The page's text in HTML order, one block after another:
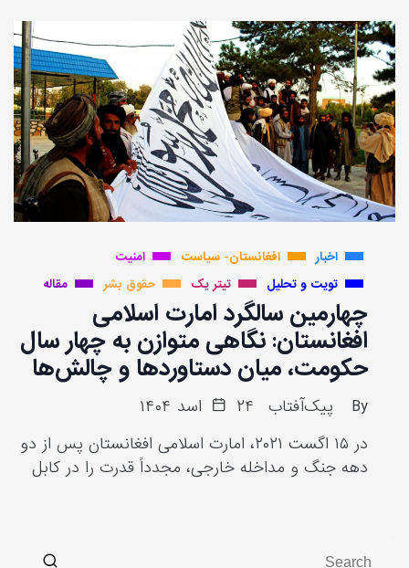
اخبار افغانستان- سیاست
امنیت
تویت و تحلیل
تیتر یک حقوق بشر مقاله
چهارمین سالگرد امارت اسلامی
افغانستان: نگاهی متوازن به چهار سال
حکومت، میان دستاوردها و چالش‌ها
By پیک‌آفتاب
۲۴ اسد ۱۴۰۴
در ۱۵ اگست ۲۰۲۱، امارت اسلامی افغانستان پس از دو
دهه جنگ و مداخله خارجی، مجدداً قدرت را در کابل